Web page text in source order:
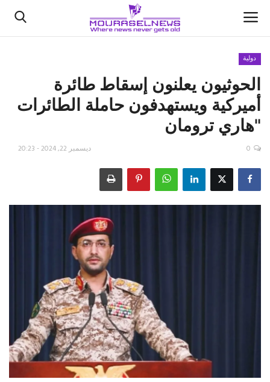
الأخبار
كتّابنا
السعودية
اقتصاد
علوم وتكنولوجيا
دولية
الحوثيون يعلنون إسقاط طائرة
أميركية ويستهدفون حاملة الطائرات
"هاري ترومان
ديسمبر 22, 2024 - 20:23 0